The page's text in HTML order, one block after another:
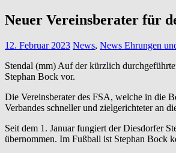
Neuer Vereinsberater für
12. Februar 2023 News, News Ehrungen
Stendal (mm) Auf der kürzlich
Stephan Bock vor.
Die Vereinsberater des FSA, welche in die
Verbandes schneller und zielgerichteter an
Seit dem 1. Januar fungiert der Diesdorfer
übernommen. Im Fußball ist Stephan Bock